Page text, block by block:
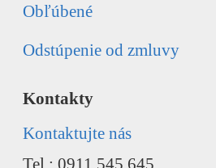
Obľúbené
Odstúpenie od zmluvy
Kontakty
Kontaktujte nás
Tel.: 0911 545 645